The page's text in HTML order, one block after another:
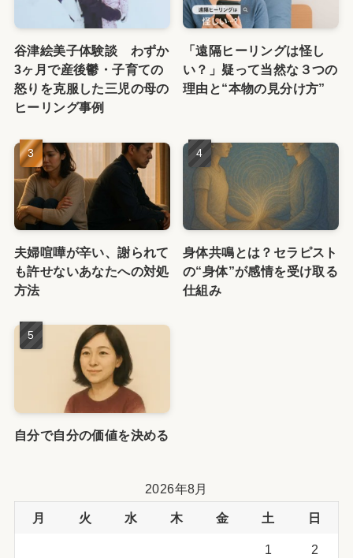
谷津絵美子体験談 わずか
3ヶ月で産後鬱・子育ての
怒りを克服した三児の母の
ヒーリング事例
「遠隔ヒーリングは怪し
い？」疑って当然な３つの
理由と“本物の見分け方”
夫婦喧嘩が辛い、謝られて
も許せないあなたへの対処
方法
身体共鳴とは？セラピスト
の“身体”が感情を受け取る
仕組み
自分で自分の価値を決める
2026年8月
月 火 水 木 金 土 日
1 2